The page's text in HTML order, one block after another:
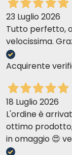
23 Luglio 2026
Tutto perfetto,
velocissima.
Acquirente
18 Luglio 2026
L'ordine è
ottimo
in omaggio 😍